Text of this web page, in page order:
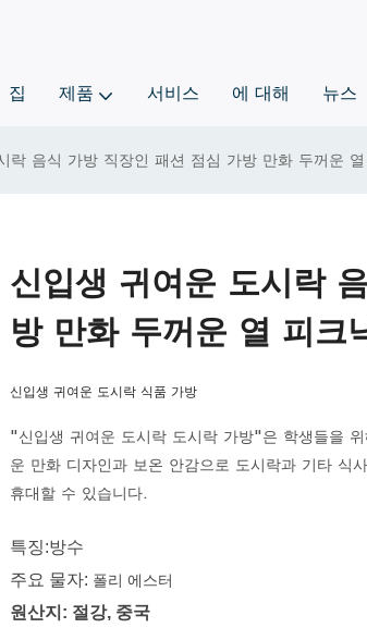
집 제품 서비스 에 대해 뉴스
락 음식 가방 직장인 패션 점심 가방 만화 두꺼운
신입생 귀여운 도시락
방 만화 두꺼운 열 피
신입생 귀여운 도시락 식품 가방
"신입생 귀여운 도시락 도시락 가방"은 학생들을
운 만화 디자인과 보온 안감으로 도시락과 기타 식
휴대할 수 있습니다.
특징:방수
주요 물자: 폴리 에스터
원산지: 절강, 중국